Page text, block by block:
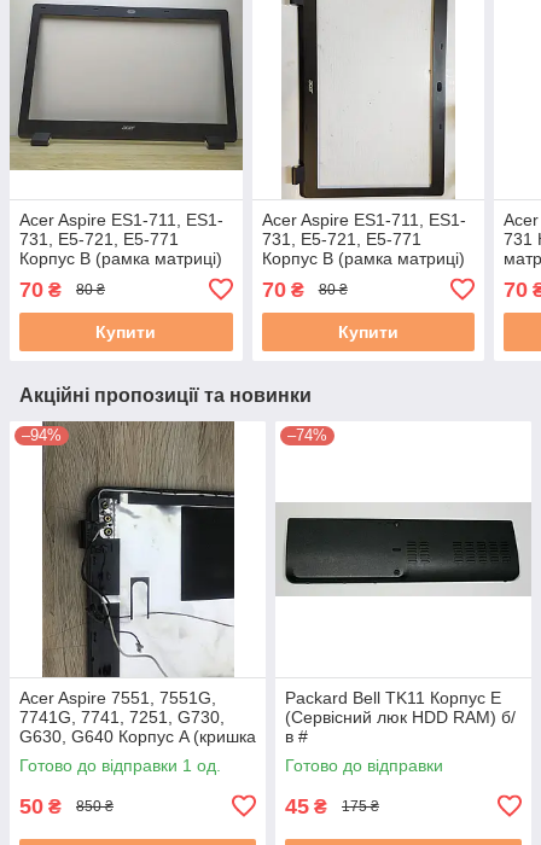
Acer Aspire ES1-711, ES1-
731, E5-721, E5-771
Корпус B (рамка матриці)
70 ₴ 80 ₴
Купити
Acer Aspire ES1-711, ES1-
731, E5-721, E5-771
Корпус B (рамка матриці)
70₴ 80 ₴
Купити
731
70
Акційні пропозиції та новинки
–94%
Acer Aspire 7551, 7551G,
7741G, 7741, 7251, G730,
G630, G640 Корпус A (кришка
матриці) бу #
Готово до відправки 1 од.
50 ₴ 850 ₴
–74%
Packard Bell TK11 Корпус E
(Сервісний люк HDD RAM) б/
в #
Готово до відправки
45 ₴ 175 ₴